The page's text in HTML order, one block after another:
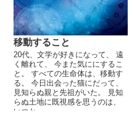
移動すること
20代、文学が好きになって、 遠
く離れて、 今また気ににするこ
と。 すべての生命体は、移動す
る。 今日出会った猫にだって、
見知らぬ親と先祖がいた。 見知
らぬ土地に既視感を思うのは、
いつか...